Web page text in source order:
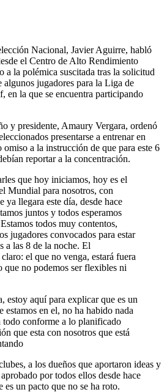
Nacional, Javier Aguirre, habló
el Centro de Alto Rendimiento
a la polémica suscitada tras la solicitud
algunos jugadores para la Liga de
en la que se encuentra participando
y presidente, Amaury Vergara, ordenó
presentarse a entrenar en
a la instrucción de que para este 6
reportar a la concentración.
que hoy iniciamos, hoy es el
Mundial para nosotros, con
ya llegara este día, desde hace
juntos y todos esperamos
todos muy contentos,
jugadores convocados para estar
a las 8 de la noche. El
el que no venga, estará fuera
no podemos ser flexibles ni
estoy aquí para explicar que es un
estamos en el, no ha habido nada
todo conforme a lo planificado
que esta con nosotros que está
a los dueños que aportaron ideas y
por todos ellos desde hace
es un pacto que no se ha roto.